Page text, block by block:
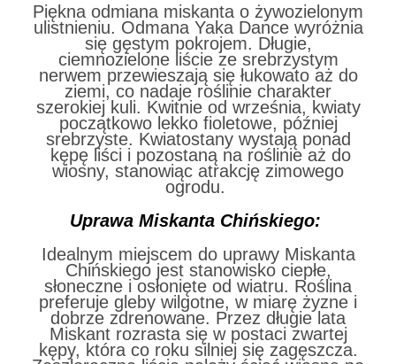
Piękna odmiana miskanta o żywozielonym
ulistnieniu. Odmana Yaka Dance wyróżnia
się gęstym pokrojem. Długie,
ciemnozielone liście ze srebrzystym
nerwem przewieszają się łukowato aż do
ziemi, co nadaje roślinie charakter
szerokiej kuli. Kwitnie od września, kwiaty
początkowo lekko fioletowe, później
srebrzyste. Kwiatostany wystają ponad
kępę liści i pozostaną na roślinie aż do
wiosny, stanowiąc atrakcję zimowego
ogrodu.
Uprawa Miskanta Chińskiego:
Idealnym miejscem do uprawy Miskanta
Chińskiego jest stanowisko ciepłe,
słoneczne i osłonięte od wiatru. Roślina
preferuje gleby wilgotne, w miarę żyzne i
dobrze zdrenowane. Przez długie lata
Miskant rozrasta się w postaci zwartej
kępy, która co roku silniej się zagęszcza.